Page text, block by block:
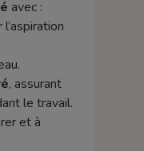
avec :
, assurant
le travail.
et à